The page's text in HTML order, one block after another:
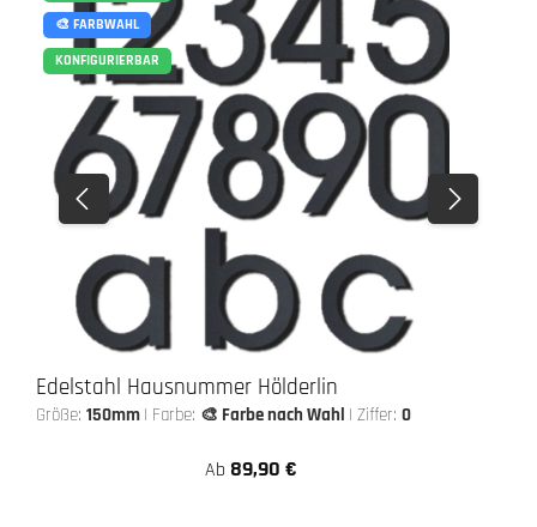
🎨 FARBWAHL
KONFIGURIERBAR
Edelstahl Hausnummer Hölderlin
Größe:150mm | Farbe: 🎨 Farbe nach Wahl | Ziffer:0
Ab 89,90 €